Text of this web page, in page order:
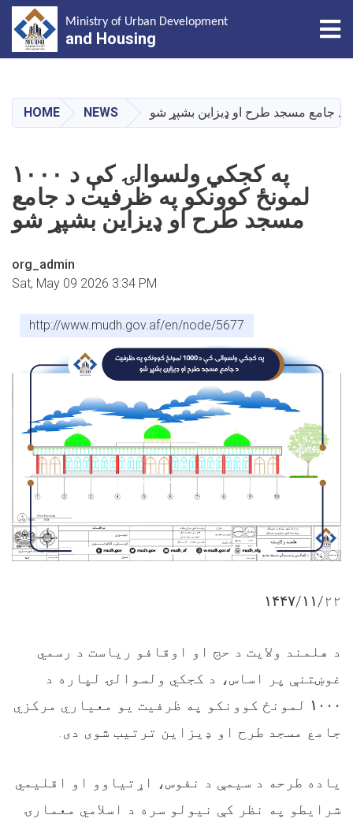
main
content
Ministry of Urban Development
and Housing
HOME NEWS
په کجکي ولسوالۍ کې د ۱۰۰۰
لمونځ کوونکو په ظرفیت د جامع
مسجد طرح او ډیزاین بشپړ شو
org_admin
Sat, May 09 2026 3:34 PM
http://www.mudh.gov.af/en/node/5677
۱۴۴۷/۱۱/۲۲
د هلمند ولایت د حج او اوقافو ریاست د رسمي
غوښتنې پر اساس، د کجکي ولسوالۍ لپاره د
۱۰۰۰ لمونځ کوونکو په ظرفیت یو معیاري مرکزي
جامع مسجد طرح او ډیزاین ترتیب شوی دی.
یاده طرحه د سیمې د نفوس، اړتیاوو او اقلیمي
شرایطو په نظر کې نیولو سره د اسلامي معمارۍ